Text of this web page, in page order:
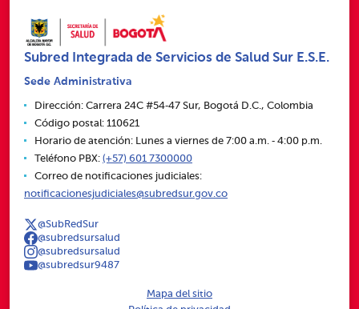
Subred Integrada de Servicios de Salud Sur E.S.E.
Sede Administrativa
Dirección: Carrera 24C #54‑47 Sur, Bogotá D.C., Colombia
Código postal: 110621
Horario de atención: Lunes a viernes de 7:00 a.m. ‑ 4:00 p.m.
Teléfono PBX: (+57) 601 7300000
Correo de notificaciones judiciales:
notificacionesjudiciales@subredsur.gov.co
@SubRedSur
@subredsursalud
@subredsursalud
@subredsur9487
Mapa del sitio